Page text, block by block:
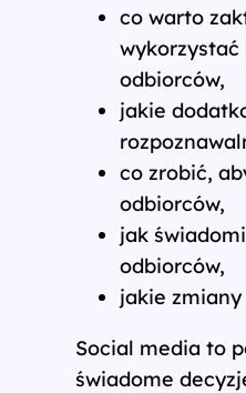
co warto
wykorzystać
odbiorców,
jakie
co zrobić,
odbiorców,
jak
odbiorców,
jakie
Social media to
świadome